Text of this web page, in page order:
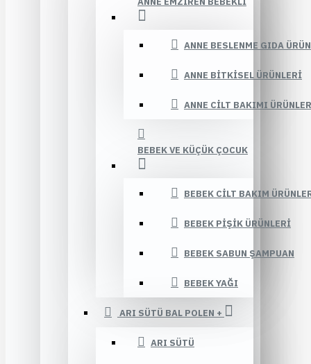
ANNE BESLENME GIDA
ANNE BITKISEL ÜRÜNLERI
ANNE CILT BAKIMI
BEBEK VE KÜÇÜK ÇOCUK
BEBEK CILT BAKIM
BEBEK PIŞIK ÜRÜNLERI
BEBEK SABUN ŞAMPUAN
BEBEK YAĞI
ARI SÜTÜ BAL POLEN +
ARI SÜTÜ